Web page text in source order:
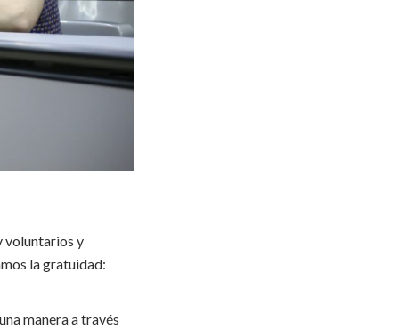
voluntarios y
la gratuidad:
manera a través